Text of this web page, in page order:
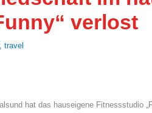
verlost
, travel
hat das hauseigene Fitnessstudio